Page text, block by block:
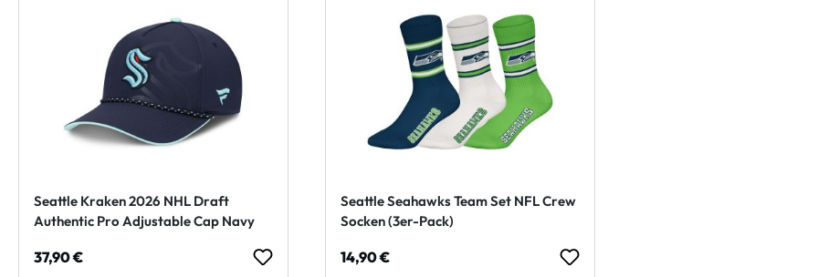
Seattle Kraken 2026 NHL Draft
Authentic Pro Adjustable Cap Navy
Regulärer Preis:
37,90 €
Seattle Seahawks Team Set NFL Crew
Socken (3er-Pack)
Regulärer Preis:
14,90 €